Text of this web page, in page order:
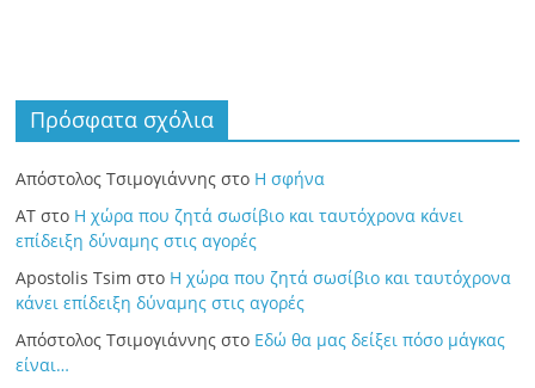
Πρόσφατα σχόλια
Απόστολος Τσιμογιάννης στο Η σφήνα
ΑΤ στο Η χώρα που ζητά σωσίβιο και ταυτόχρονα κάνει
επίδειξη δύναμης στις αγορές
Apostolis Tsim στο Η χώρα που ζητά σωσίβιο και ταυτόχρονα
κάνει επίδειξη δύναμης στις αγορές
Απόστολος Τσιμογιάννης στο Εδώ θα μας δείξει πόσο μάγκας
είναι…